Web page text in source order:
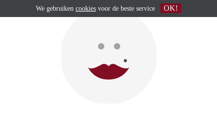
We gebruiken cookies voor de beste service OK!